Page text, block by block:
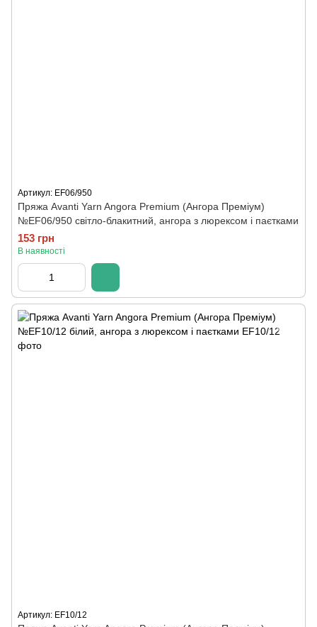
Артикул: EF06/950
Пряжа Avanti Yarn Angora Premium (Ангора Преміум)
№EF06/950 світло-блакитний, ангора з люрексом і паєтками
153 грн
В наявності
Артикул: ЕF10/12